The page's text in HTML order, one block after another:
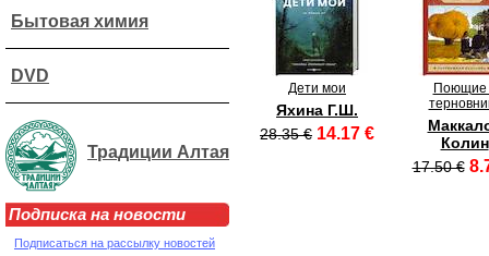
Бытовая химия
DVD
Традиции Алтая
Подписка на новости
Подписаться на рассылку новостей
Дети мои
Яхина Г.Ш.
28.35 € 14.17 €
Поющие
Колин
17.50 €